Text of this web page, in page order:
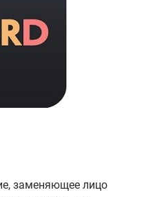
заменяющее лицо